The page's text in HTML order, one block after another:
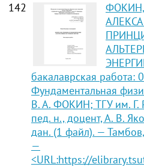
142
бакалаврская работа:
Фундаментальная
В. А. ФОКИН; ТГУ им. Г.
пед. н., доцент, А. В.
дан. (1 файл). —
—
<URL:https://